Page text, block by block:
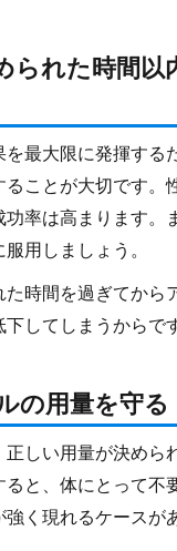
られた時間以
を最大限に発揮する
ることが大切です。
功率は高まります。
用しましょう。
た時間を過ぎてから
してしまうからで
の用量を守る
正しい用量が決めら
と、体にとって不
く現れるケースが